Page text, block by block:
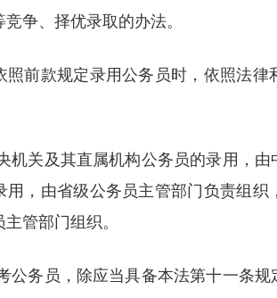
争、择优录取的办法。
照前款规定录用公务员时，依照法
机关及其直属机构公务员的录用，
用，由省级公务员主管部门负责组
管部门组织。
公务员，除应当具备本法第十一条